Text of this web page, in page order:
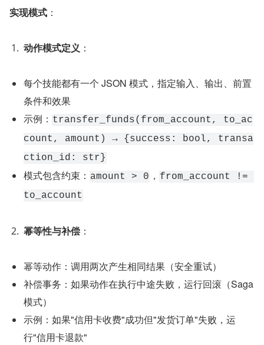
实现模式 ：
动作模式定义 ：
每个技能都有一个 JSON 模式，指定输入、输出、前置
条件和效果
示例： transfer_funds(from_account, to_ac
count, amount) → {success: bool, transa
ction_id: str}
模式包含约束： amount > 0 ， from_account !=
to_account
幂等性与补偿 ：
幂等动作：调用两次产生相同结果（安全重试）
补偿事务：如果动作在执行中途失败，运行回滚（Saga
模式）
示例：如果"信用卡收费"成功但"发货订单"失败，运
行"信用卡退款"